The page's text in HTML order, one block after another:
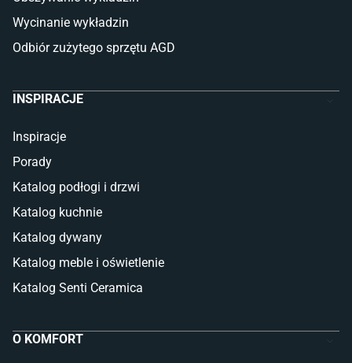
Płytki marmurowe
Wycinanie wykładzin
Odbiór zużytego sprzętu AGD
INSPIRACJE
Inspiracje
Porady
Katalog podłogi i drzwi
Katalog kuchnie
Katalog dywany
Katalog meble i oświetlenie
Katalog Senti Ceramica
O KOMFORT